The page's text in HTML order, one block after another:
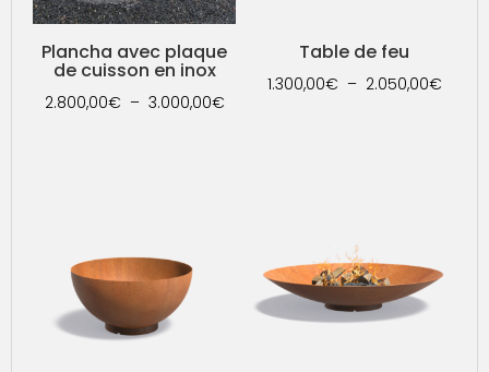
Plancha avec plaque
de cuisson en inox
2.800,00€ – 3.000,00€Plage
Table de feu
1.300,00€ – 2.050,00€Plage